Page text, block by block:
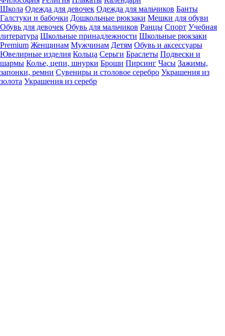
Школа Одежда для девочек Одежда для мальчиков Банты
Галстуки и бабочки Дошкольные рюкзаки Мешки для обуви
Обувь для девочек Обувь для мальчиков Ранцы Спорт Учебная
литература Школьные принадлежности Школьные рюкзаки
Premium Женщинам Мужчинам Детям Обувь и аксессуары
Ювелирные изделия Кольца Серьги Браслеты Подвески и
шармы Колье, цепи, шнурки Броши Пирсинг Часы Зажимы,
запонки, ремни Сувениры и столовое серебро Украшения из
золота Украшения из серебр